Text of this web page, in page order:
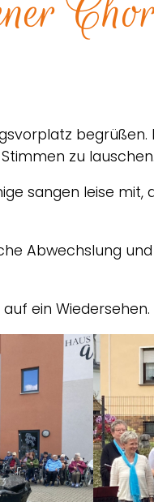
zu lauschen.
sangen leise
Abwechslung
ein Wiedersehen.